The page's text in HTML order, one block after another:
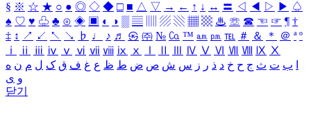
§ ※ ☆ ★ ○ ● ◎ ◇ ◆ □ ■ △ ▽ → ← ↑ ↓ ↔ 〓 ◁ ◀ ▷ ▶ ♤
♠ ♡ ♥ ♧ ♣ ⊙ ◈ ▣ ◐ ◑ ▒ ▤ ▨ ▧ ▦ ▩ ♨ ☏ ☎ ☜ ☞ ¶ †
‡ ↕ ↗ ↙ ↖ ↘ ♭ ♩ ♪ ♬ ㉿ ㈜ № ㏇ ™ ㏂ ㏘ ℡ ＃ ＆ ＊ ＠ ª º
ⅰ
ⅱ ⅲ ⅳ ⅴ ⅵ ⅶ ⅷ ⅸ ⅹ Ⅳ Ⅴ Ⅵ Ⅶ Ⅷ Ⅸ Ⅹ
ب ت ث ج ح خ د ذ ر ز س ش ص ض ط ظ ع غ ف ق ک ل م ن ه
و ی
닫기